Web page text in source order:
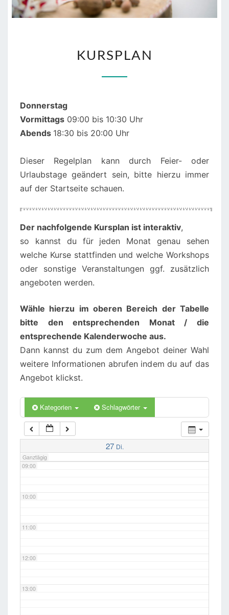
KURSPLAN
Donnerstag
Vormittags 09:00 bis 10:30 Uhr
Abends 18:30 bis 20:00 Uhr
Dieser Regelplan kann durch Feier- oder
Urlaubstage geändert sein, bitte hierzu immer
auf der Startseite schauen.
Der nachfolgende Kursplan ist interaktiv,
so kannst du für jeden Monat genau sehen
welche Kurse stattfinden und welche Workshops
oder sonstige Veranstaltungen ggf. zusätzlich
angeboten werden.
Wähle hierzu im oberen Bereich der Tabelle
bitte den entsprechenden Monat / die
entsprechende Kalenderwoche aus.
Dann kannst du zum dem Angebot deiner Wahl
weitere Informationen abrufen indem du auf das
Angebot klickst.
Kategorien Schlagwörter
27 Di.
Ganztägig
00:00
02:00
03:00
04:00
06:00
07:00
08:00
09:00
10:00
11:00
12:00
13:00